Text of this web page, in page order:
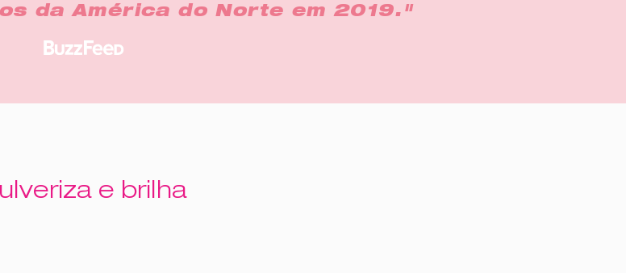
da América do Norte em 2019."
e brilha